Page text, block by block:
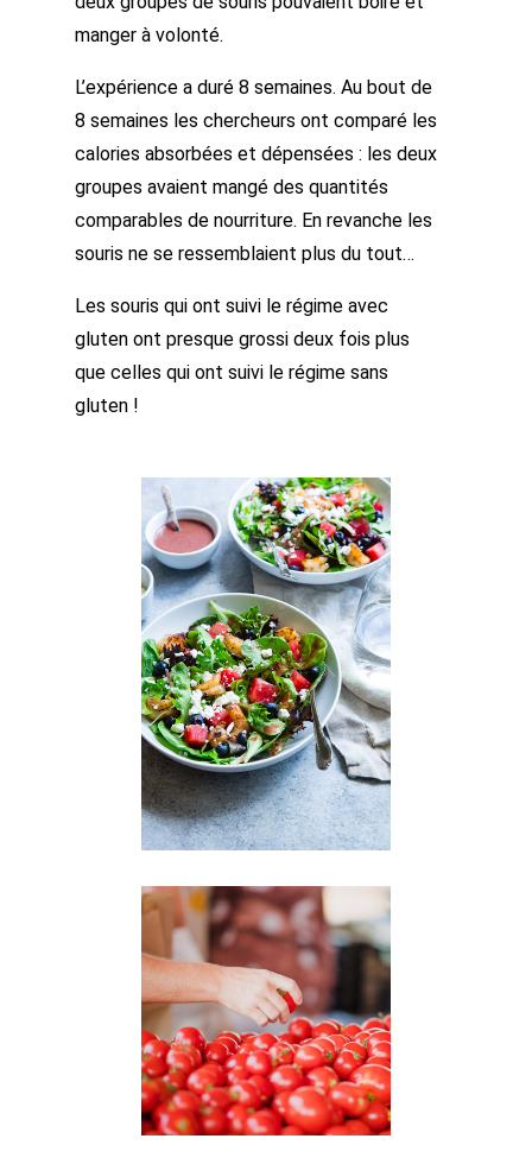
manger à volonté.
L’expérience a duré 8 semaines. Au bout de
8 semaines les chercheurs ont comparé les
calories absorbées et dépensées : les deux
groupes avaient mangé des quantités
comparables de nourriture. En revanche les
souris ne se ressemblaient plus du tout…
Les souris qui ont suivi le régime avec
gluten ont presque grossi deux fois plus
que celles qui ont suivi le régime sans
gluten !